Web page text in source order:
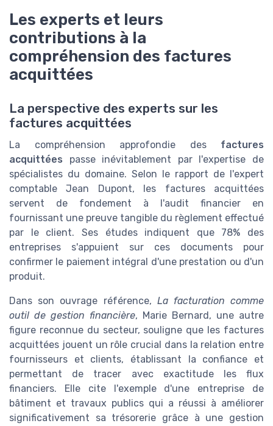
Les experts et leurs
contributions à la
compréhension des factures
acquittées
La perspective des experts sur les
factures acquittées
La compréhension approfondie des factures
acquittées passe inévitablement par l'expertise de
spécialistes du domaine. Selon le rapport de l'expert
comptable Jean Dupont, les factures acquittées
servent de fondement à l'audit financier en
fournissant une preuve tangible du règlement effectué
par le client. Ses études indiquent que 78% des
entreprises s'appuient sur ces documents pour
confirmer le paiement intégral d'une prestation ou d'un
produit.
Dans son ouvrage référence, La facturation comme
outil de gestion financière, Marie Bernard, une autre
figure reconnue du secteur, souligne que les factures
acquittées jouent un rôle crucial dans la relation entre
fournisseurs et clients, établissant la confiance et
permettant de tracer avec exactitude les flux
financiers. Elle cite l'exemple d'une entreprise de
bâtiment et travaux publics qui a réussi à améliorer
significativement sa trésorerie grâce à une gestion